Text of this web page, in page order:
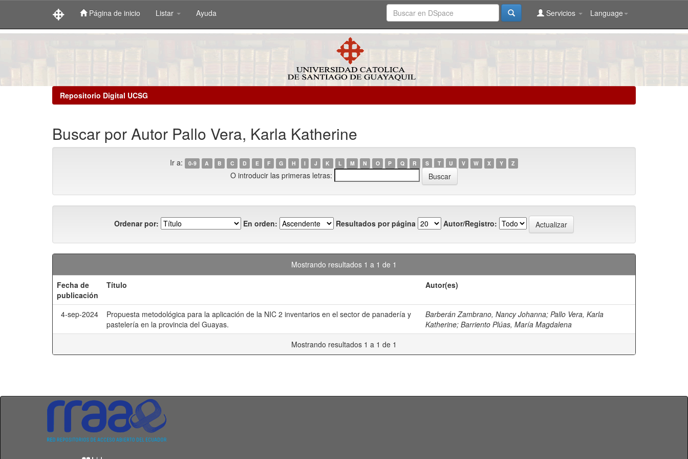
Página de inicio Listar Ayuda Language
Servicios
Repositorio Digital UCSG
Buscar por Autor Pallo Vera, Karla Katherine
Ir a: 0-9 A B C D E F G H I J K L M N O P Q R S T U V W X Y Z
O introducir las primeras letras:
Ordenar por: En orden: Resultados por página Autor/Registro:
Mostrando resultados 1 a 1 de 1
Fecha de
publicación
Título Autor(es)
4-sep-2024
Propuesta metodológica para la aplicación de la NIC 2 inventarios en el sector de panadería y
pastelería en la provincia del Guayas.
Barberán Zambrano, Nancy Johanna; Pallo Vera, Karla
Katherine; Barriento Plúas, María Magdalena
Mostrando resultados 1 a 1 de 1